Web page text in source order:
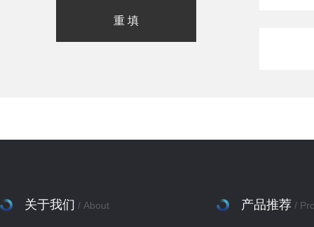
关于我们 / About 产品推荐 /